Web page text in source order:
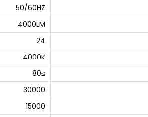
50/60HZ
4000LM
24
4000K
≥80
30000
15000